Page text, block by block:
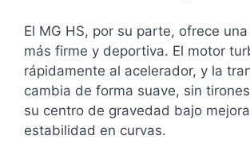
El MG HS, por su parte, ofrece
más firme y deportiva. El motor
rápidamente al acelerador, y la
cambia de forma suave, sin
su centro de gravedad bajo
estabilidad en curvas.